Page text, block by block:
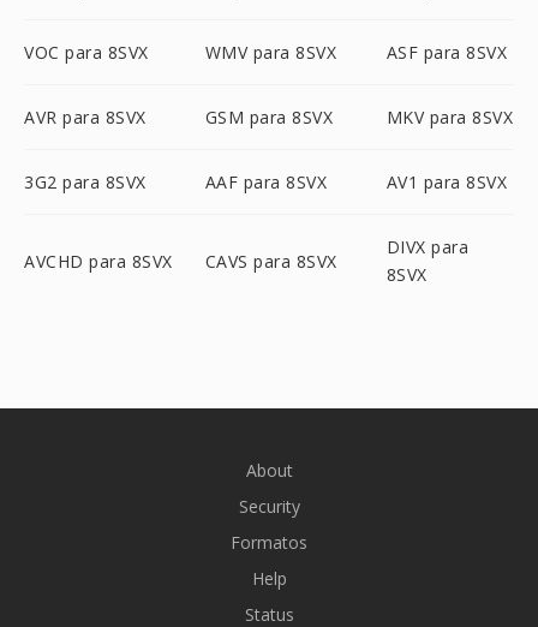
VOC para 8SVX WMV para 8SVX ASF para 8SVX
AVR para 8SVX GSM para 8SVX MKV para 8SVX
3G2 para 8SVX AAF para 8SVX AV1 para 8SVX
AVCHD para 8SVX CAVS para 8SVX
DIVX para
8SVX
About
Security
Formatos
Help
Status